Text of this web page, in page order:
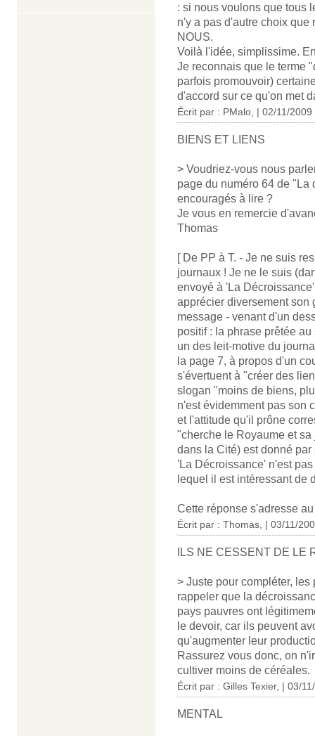
: si nous voulons que tous
n'y a pas d'autre choix
NOUS.
Voilà l'idée, simplissime.
Je reconnais que le terme
parfois promouvoir)
d'accord sur ce qu'on met
Écrit par : PMalo, | 02/11/2009
BIENS ET LIENS
> Voudriez-vous nous
page du numéro 64 de
encouragés à lire ?
Je vous en remercie
Thomas
[ De PP à T. - Je ne suis
journaux ! Je ne le suis
envoyé à 'La
apprécier diversement son
message - venant d'un
positif : la phrase prêtée
un des leit-motive du
la page 7, à propos d'un
s'évertuent à "créer des
slogan "moins de biens,
n'est évidemment pas son
et l'attitude qu'il prône
"cherche le Royaume et
dans la Cité) est donné par
'La Décroissance' n'est
lequel il est intéressant de
Cette réponse s'adresse
Écrit par : Thomas, | 03/11/
ILS NE CESSENT DE LE
> Juste pour compléter,
rappeler que la
pays pauvres ont
le devoir, car ils peuvent
qu'augmenter leur
Rassurez vous donc, on
cultiver moins de céréales.
Écrit par : Gilles Texier, | 03/
MENTAL